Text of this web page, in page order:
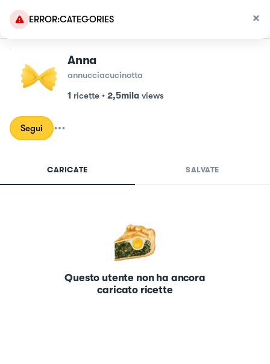
ERROR:CATEGORIES
Anna
annucciacucinotta
1 ricette • 2,5mila views
Segui
CARICATE SALVATE
Questo utente non ha ancora
caricato ricette